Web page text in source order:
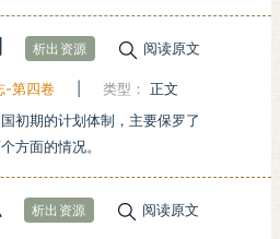
析出资源 阅读原文
-第四卷 类型： 正文
初期的计划体制，主要保罗了
方面的情况。
析出资源 阅读原文